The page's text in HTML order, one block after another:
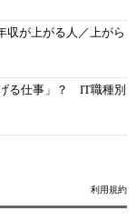
収が上がる人／上がら
る仕事」？ IT職種別
利用規約